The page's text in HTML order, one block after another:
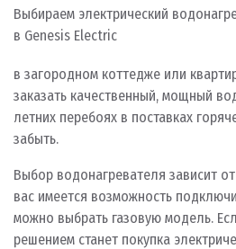
Выбираем электрический
в Genesis Electric
в загородном коттедже или
заказать качественный, мощный
летних перебоях в поставках
забыть.
Выбор водонагревателя зависит
вас имеется возможность
можно выбрать газовую модель.
решением станет покупка